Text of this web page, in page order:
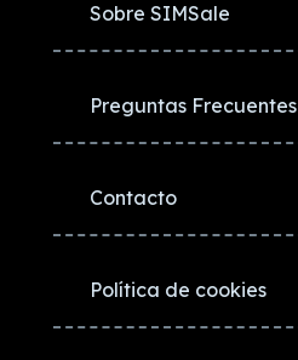
Sobre SIMSale
Preguntas Frecuentes
Contacto
Política de cookies